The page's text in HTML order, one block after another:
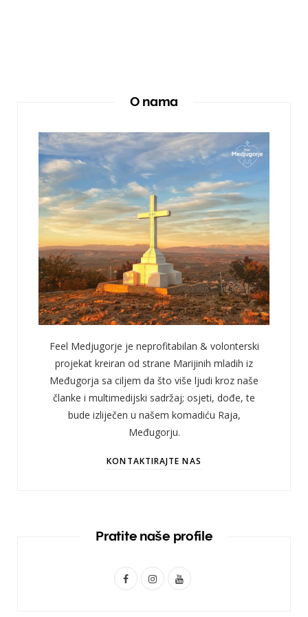
O nama
Feel Medjugorje je neprofitabilan & volonterski
projekat kreiran od strane Marijinih mladih iz
Međugorja sa ciljem da što više ljudi kroz naše
članke i multimedijski sadržaj; osjeti, dođe, te
bude izliječen u našem komadiću Raja,
Međugorju.
KONTAKTIRAJTE NAS
Pratite naše profile
F
I
Y